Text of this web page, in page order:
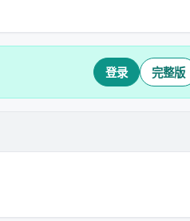
数据与点击/会话日志同样关键，
距拉大，LLM-as-judge 需与人
的硬约束，不可仅优化学术基
test-time compute 分配、与知
登录 完整版